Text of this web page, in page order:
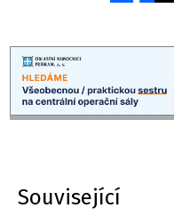
Související